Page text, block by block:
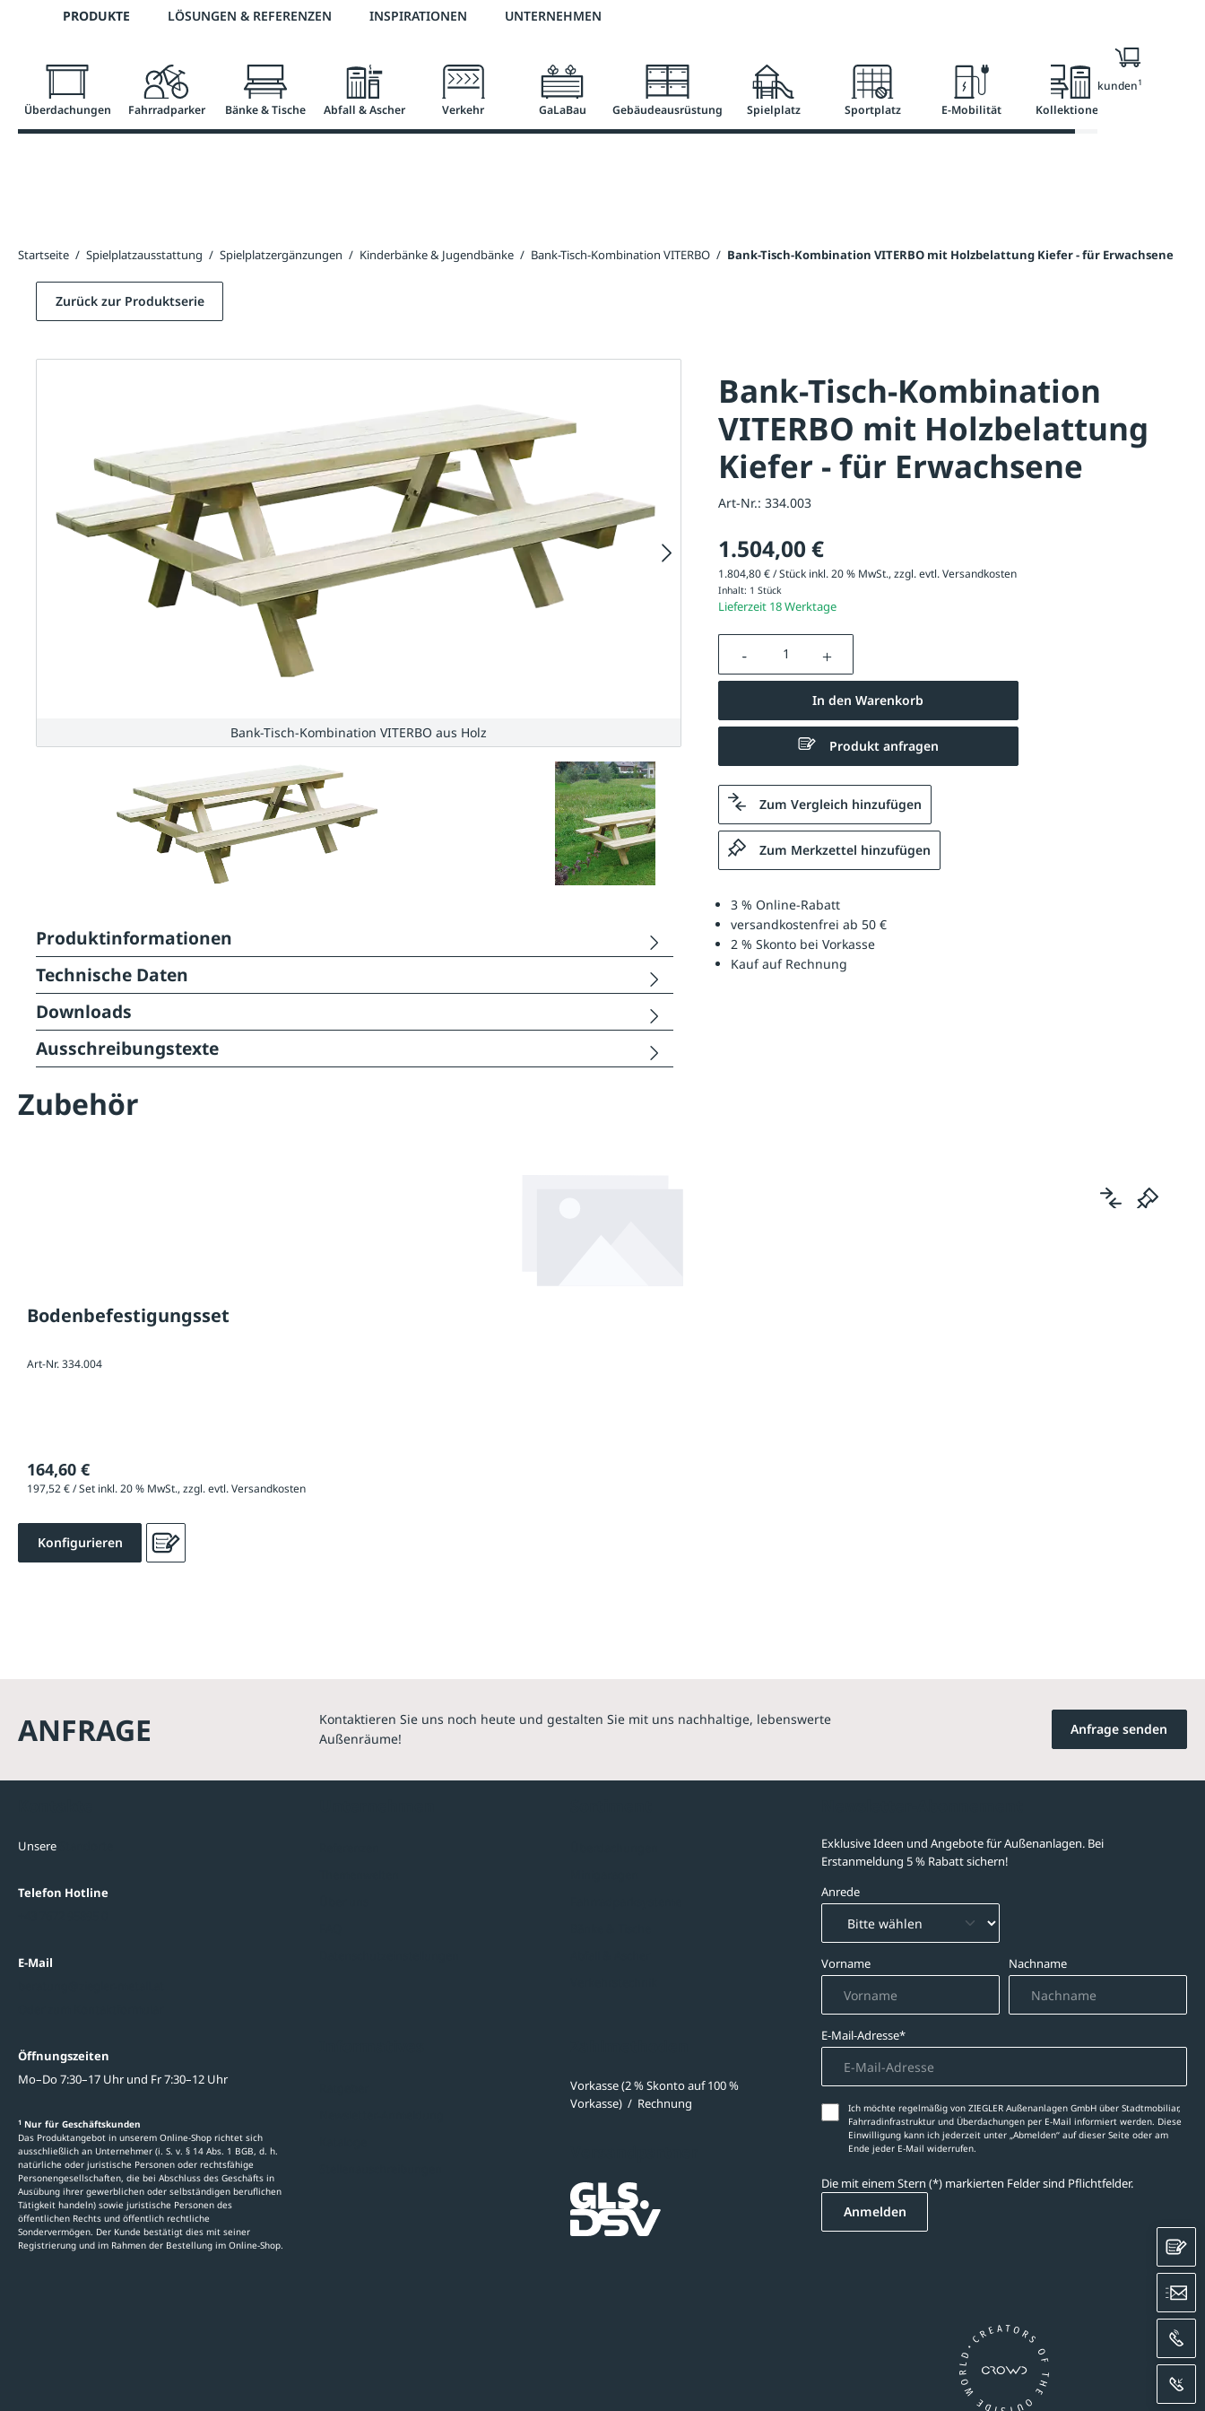
Zur Hauptnavigation springen
Telefon: +43 7672 95895 0 3 % Online-Rabatt versandkostenfrei ab 50 €
PRODUKTE LÖSUNGEN & REFERENZEN INSPIRATIONEN UNTERNEHMEN
Überdachungen Fahrradparker Bänke & Tische Abfall & Ascher Verkehr GaLaBau Gebäudeausrüstung Spielplatz Sportplatz E-Mobilität Kollektionen
Nur für Geschäftskunden1
Startseite / Spielplatzausstattung / Spielplatzergänzungen / Kinderbänke & Jugendbänke / Bank-Tisch-Kombination VITERBO / Bank-Tisch-Kombination VITERBO mit Holzbelattung Kiefer - für Erwachsene
Bank-Tisch-Kombination
VITERBO mit Holzbelattung
Kiefer - für Erwachsene
Art-Nr.: 334.003
1.504,00 €
1.804,80 € / Stück inkl. 20 % MwSt., zzgl. evtl.Versandkosten
Inhalt: 1 Stück
Lieferzeit 18 Werktage
Produkt Anzahl: Gib den gewünschten Wert ein oder
In den Warenkorb
Produkt anfragen
Zum Vergleich hinzufügen
Zum Merkzettel hinzufügen
3 % Online-Rabatt
versandkostenfrei ab 50 €
2 % Skonto bei Vorkasse
Kauf auf Rechnung
Zurück zur Produktserie
Bank-Tisch-Kombination VITERBO aus Holz Bank-Tisch-Kombination VITERBO
Produktinformationen
Technische Daten
Downloads
Ausschreibungstexte
Zubehör
Bodenbefestigungsset
Art-Nr. 334.004
164,60 €
197,52 € / Set inkl. 20 % MwSt., zzgl. evtl. Versandkosten
Konfigurieren
ANFRAGE
Kontaktieren Sie uns noch heute und gestalten Sie mit uns nachhaltige, lebenswerte
Außenräume!
Anfrage senden
Unsere
Telefon Hotline
E-Mail
Öffnungszeiten
Mo–Do 7:30–17 Uhr und Fr 7:30–12 Uhr
1 Nur für Geschäftskunden
Das Produktangebot in unserem Online-Shop richtet sich
ausschließlich an Unternehmer (i. S. v. § 14 Abs. 1 BGB, d. h.
natürliche oder juristische Personen oder rechtsfähige
Personengesellschaften, die bei Abschluss des Geschäfts in
Ausübung ihrer gewerblichen oder selbständigen beruflichen
Tätigkeit handeln) sowie juristische Personen des
öffentlichen Rechts und öffentlich rechtliche
Sondervermögen. Der Kunde bestätigt dies mit seiner
Registrierung und im Rahmen der Bestellung im Online-Shop.
Vorkasse (2 % Skonto auf 100 %
Vorkasse) / Rechnung
Exklusive Ideen und Angebote für Außenanlagen. Bei
Erstanmeldung 5 % Rabatt sichern!
Anrede
Vorname Nachname
E-Mail-Adresse*
Ich möchte regelmäßig von ZIEGLER Außenanlagen GmbH über Stadtmobiliar,
Fahrradinfrastruktur und Überdachungen per E-Mail informiert werden. Diese
Einwilligung kann ich jederzeit unter „Abmelden‘‘ auf dieser Seite oder am
Ende jeder E-Mail widerrufen.
Die mit einem Stern (*) markierten Felder sind Pflichtfelder.
Anmelden